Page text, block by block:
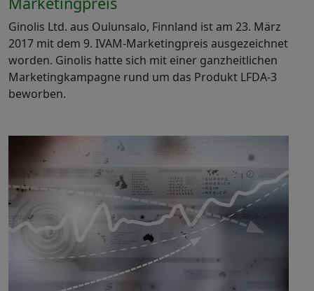
Ginolis Ltd. aus Oulunsalo, Finnland ist am 23. März
2017 mit dem 9. IVAM-Marketingpreis ausgezeichnet
worden. Ginolis hatte sich mit einer ganzheitlichen
Marketingkampagne rund um das Produkt LFDA-3
beworben.